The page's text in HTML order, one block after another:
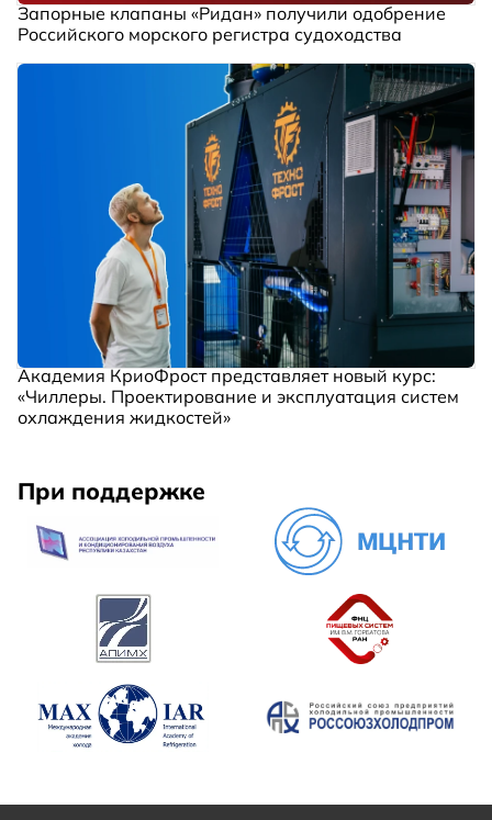
Запорные клапаны «Ридан» получили одобрение
Российского морского регистра судоходства
Академия КриоФрост представляет новый курс:
«Чиллеры. Проектирование и эксплуатация систем
охлаждения жидкостей»
При поддержке